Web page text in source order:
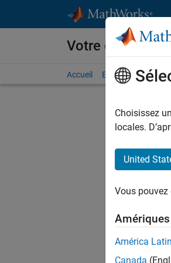
Votre carrière
Accueil Explorer nos
Choisissez
locales.
United
Vous
Amériques
América
Canada